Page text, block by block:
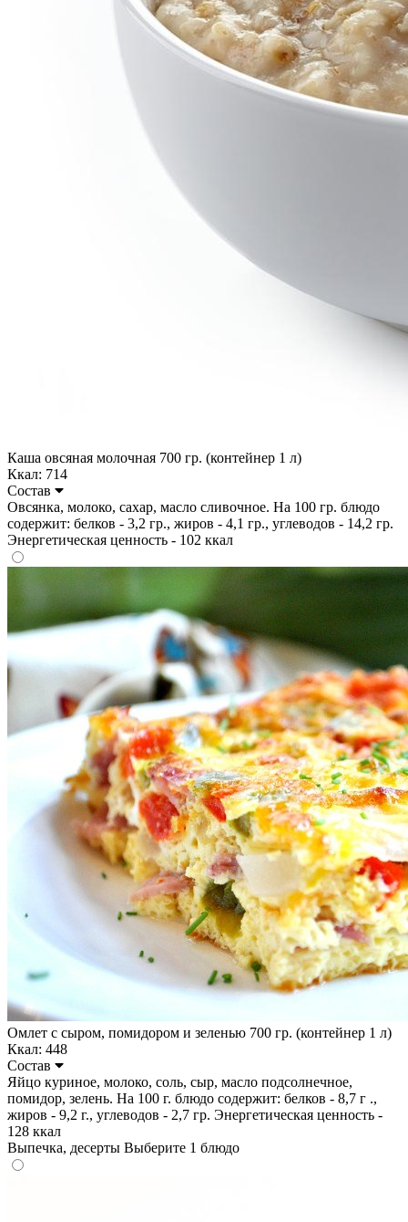
Каша овсяная молочная 700 гр. (контейнер 1 л)
Ккал: 714
Состав
Овсянка, молоко, сахар, масло сливочное. На 100 гр. блюдо
содержит: белков - 3,2 гр., жиров - 4,1 гр., углеводов - 14,2 гр.
Энергетическая ценность - 102 ккал
Омлет с сыром, помидором и зеленью 700 гр. (контейнер 1 л)
Ккал: 448
Состав
Яйцо куриное, молоко, соль, сыр, масло подсолнечное,
помидор, зелень. На 100 г. блюдо содержит: белков - 8,7 г .,
жиров - 9,2 г., углеводов - 2,7 гр. Энергетическая ценность -
128 ккал
Выпечка, десерты Выберите 1 блюдо